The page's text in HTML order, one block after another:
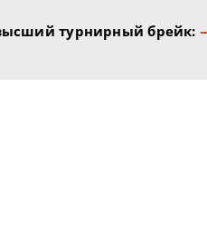
турнирный брейк: